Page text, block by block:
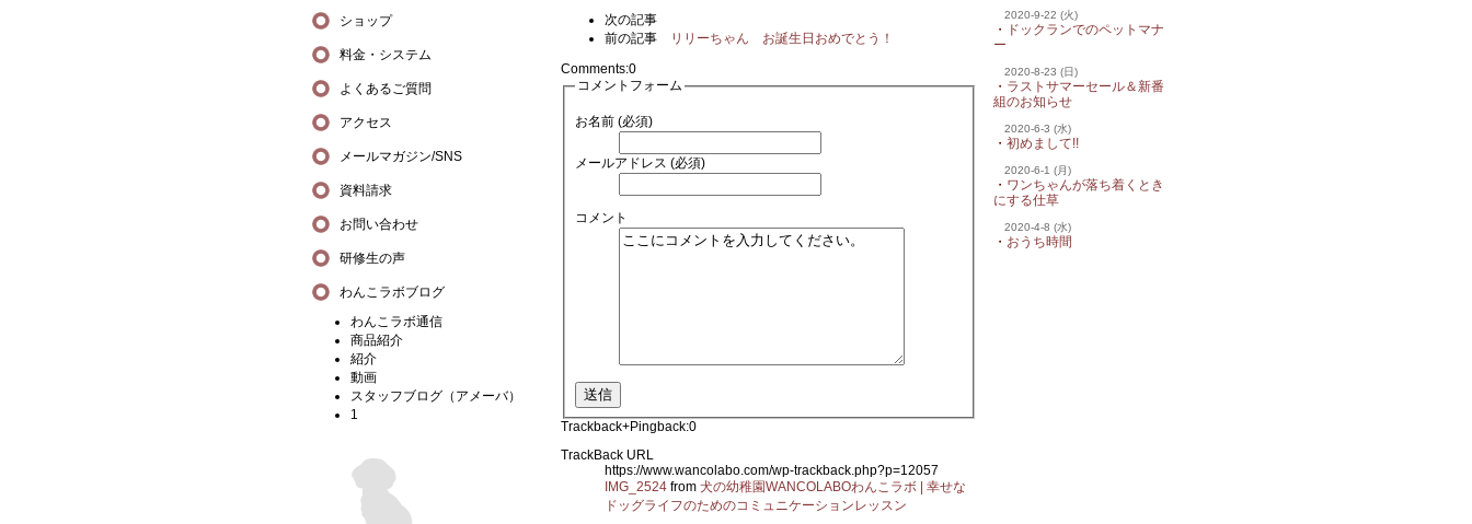
次の記事
前の記事
リリーちゃん お誕生日おめでとう！
Comments:0
コメントフォーム
お名前 (必須)
メールアドレス (必須)
コメント
Trackback+Pingback:0
TrackBack URL
https://www.wancolabo.com/wp-trackback.php?p=12057
IMG_2524 from 犬の幼稚園WANCOLABOわんこラボ | 幸せな
ドッグライフのためのコミュニケーションレッスン
2020-9-22 (火)
・
ドックランでのペットマナ
ー
2020-8-23 (日)
・ ラストサマーセール＆新番
組のお知らせ
2020-6-3 (水)
・ 初めまして!!
2020-6-1 (月)
・ ワンちゃんが落ち着くとき
にする仕草
2020-4-8 (水)
・ おうち時間
ショップ
料金・システム
よくあるご質問
アクセス
メールマガジン/SNS
資料請求
お問い合わせ
研修生の声
わんこラボブログ
わんこラボ通信
商品紹介
紹介
動画
スタッフブログ（アメーバ）
1